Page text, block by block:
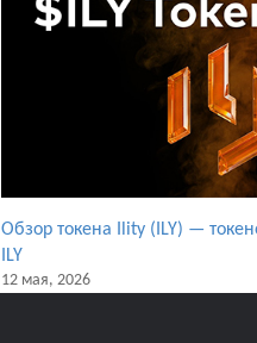
Обзор токена Ility (ILY) —
ILY
12 мая, 2026